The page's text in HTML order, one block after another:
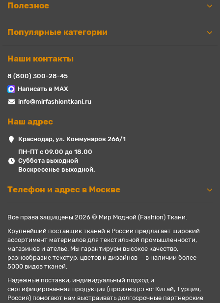
Полезное
Популярные категории
Наши контакты
8 (800) 300-28-45
Написать в MAX
info@mirfashiontkani.ru
Наш адрес
Краснодар, ул. Коммунаров 266/1
ПН-ПТ с 09.00 до 18.00
Суббота выходной
Воскресенье выходной.
Телефон и адрес в Москве
Все права защищены 2026 © Мир Модной (Fashion) Ткани.
Крупнейший поставщик тканей в России предлагает широкий
ассортимент материалов для текстильной промышленности,
магазинов и ателье. Мы гарантируем высокое качество,
разнообразие текстур, цветов и дизайнов — в наличии более
5000 видов тканей.
Надежные поставки, индивидуальный подход и
сертифицированная продукция (производство: Китай, Турция,
Россия) помогают нам выстраивать долгосрочные партнерские